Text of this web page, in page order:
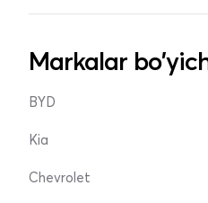
Markalar
BYD
Kia
Chevrolet